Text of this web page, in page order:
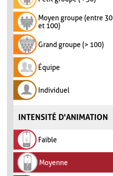
Moyen groupe (entre 30
et 100)
Grand groupe (> 100)
Équipe
Individuel
INTENSITÉ D'ANIMATION
Faible
Moyenne